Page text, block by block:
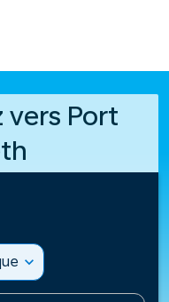
vers Port
expand_more